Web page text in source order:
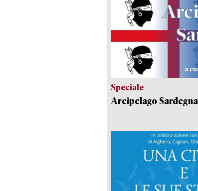
Speciale
Arcipelago Sardegna